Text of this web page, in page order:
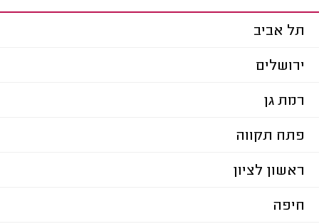
תל אביב
ירושלים
רמת גן
פתח תקווה
ראשון לציון
חיפה